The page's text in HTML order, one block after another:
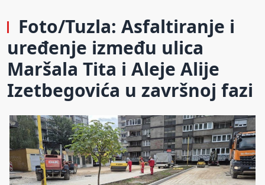
Foto/Tuzla: Asfaltiranje i
uređenje između ulica
Maršala Tita i Aleje Alije
Izetbegovića u završnoj fazi